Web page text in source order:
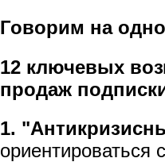
Говорим на
12 ключевых
продаж
1.
ориентироваться